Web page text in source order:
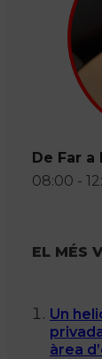
De Far a
08:00 -
EL MÉS
Un
àrea